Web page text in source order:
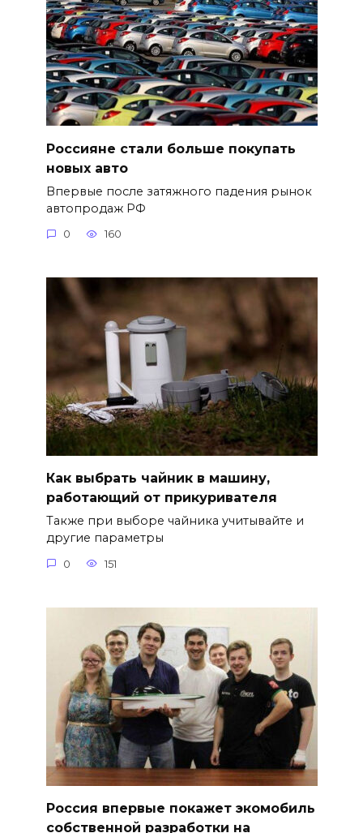
Россияне стали больше покупать
новых авто
Впервые после затяжного падения рынок
автопродаж РФ
0 160
Как выбрать чайник в машину,
работающий от прикуривателя
Также при выборе чайника учитывайте и
другие параметры
0 151
Россия впервые покажет экомобиль
собственной разработки на